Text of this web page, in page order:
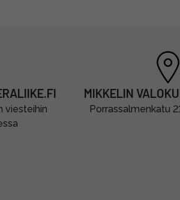
viesteihin
MIKKELIN
Porrassalmenkatu